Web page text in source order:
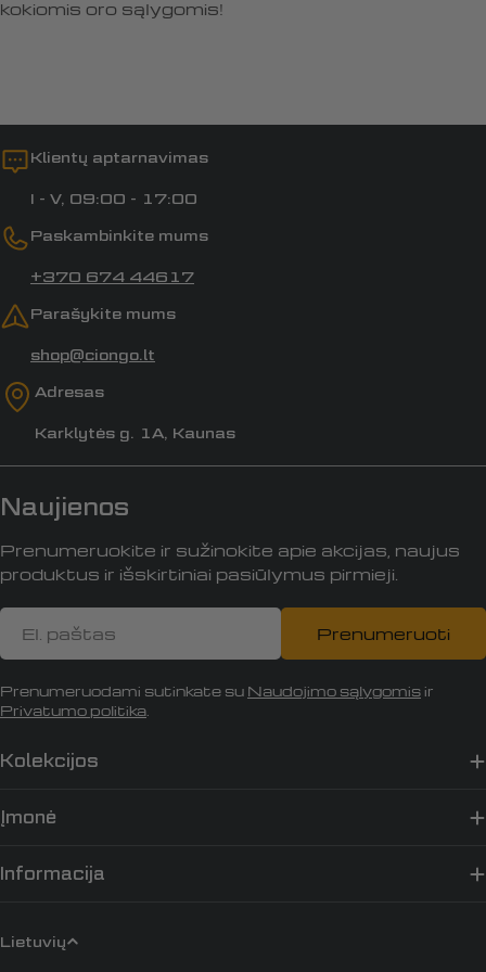
kokiomis oro sąlygomis!
Klientų aptarnavimas
I - V, 09:00 - 17:00
Paskambinkite mums
+370 674 44617
Parašykite mums
shop@ciongo.lt
Adresas
Karklytės g. 1A, Kaunas
Kolekcijos
Įmonė
Informacija
Naujienos
Prenumeruokite ir sužinokite apie akcijas, naujus
produktus ir išskirtiniai pasiūlymus pirmieji.
El.
paštas
Prenumeruoti
Prenumeruodami sutinkate su Naudojimo sąlygomis ir
Privatumo politika
K
Lietuvių